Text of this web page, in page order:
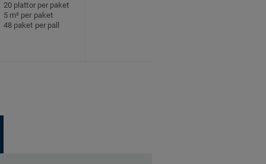
20 plattor per paket
5 m² per paket
48 paket per pall